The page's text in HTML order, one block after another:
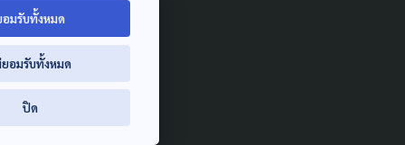
On air Clip
อมรับทั้งหมด
ยอมรับทั้งหมด
ปิด